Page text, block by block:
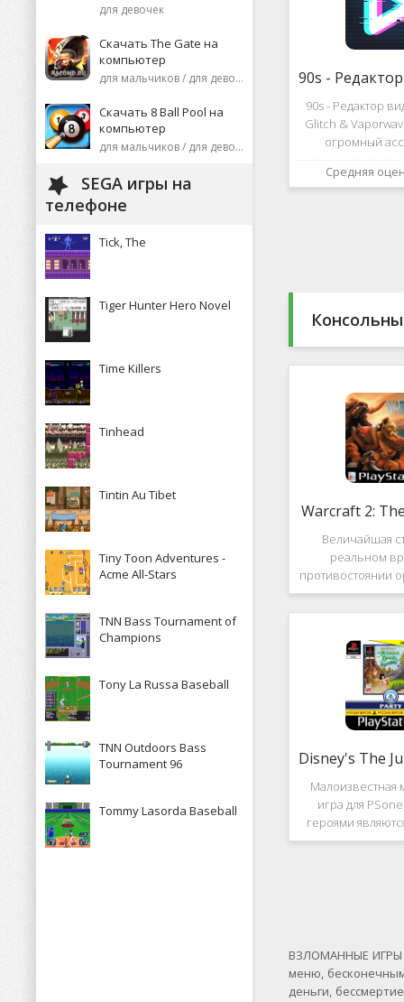
для девочек
Скачать The Gate на
компьютер
для мальчиков / для девочек
Скачать 8 Ball Pool на
компьютер
для мальчиков / для девочек
SEGA игры на
телефоне
Tick, The
Tiger Hunter Hero Novel
Time Killers
Tinhead
Tintin Au Tibet
Tiny Toon Adventures -
Acme All-Stars
TNN Bass Tournament of
Champions
Tony La Russa Baseball
TNN Outdoors Bass
Tournament 96
Tommy Lasorda Baseball
90s - Редактор
Glitch &
огромный
различных
дополнений к
Средняя
Warcraft 2:
Величайшая
реальном
противостоянии
Warcraft 2:
рассказывает
историю, в
за королевство
Малоизвестная
игра для
героями
"Книги
ВЗЛОМАННЫЕ ИГРЫ
меню,
деньги,